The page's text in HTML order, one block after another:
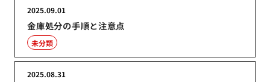
金庫処分の手順と注意点
2025.09.01
未分類
2025.08.31